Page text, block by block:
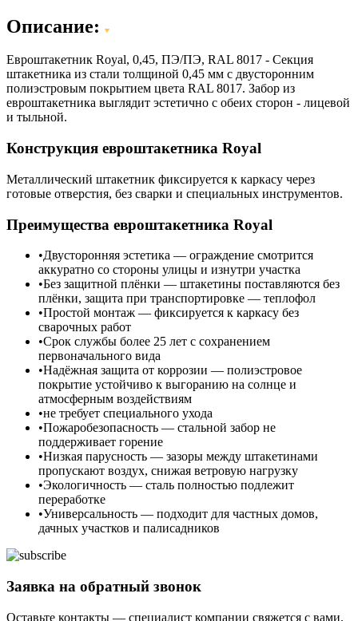
Описание:
Евроштакетник Royal, 0,45, ПЭ/ПЭ, RAL 8017 - Секция
штакетника из стали толщиной 0,45 мм с двусторонним
полиэстровым покрытием цвета RAL 8017. Забор из
евроштакетника выглядит эстетично с обеих сторон - лицевой
и тыльной.
Конструкция евроштакетника Royal
Металлический штакетник фиксируется к каркасу через
готовые отверстия, без сварки и специальных инструментов.
Преимущества евроштакетника Royal
Двусторонняя эстетика — ограждение смотрится
аккуратно со стороны улицы и изнутри участка
Без защитной плёнки — штакетины поставляются без
плёнки, защита при транспортировке — теплофол
Простой монтаж — фиксируется к каркасу без
сварочных работ
Срок службы более 25 лет с сохранением
первоначального вида
Надёжная защита от коррозии — полиэстровое
покрытие устойчиво к выгоранию на солнце и
атмосферным воздействиям
не требует специального ухода
Пожаробезопасность — стальной забор не
поддерживает горение
Низкая парусность — зазоры между штакетинами
пропускают воздух, снижая ветровую нагрузку
Экологичность — сталь полностью подлежит
переработке
Универсальность — подходит для частных домов,
дачных участков и палисадников
Заявка на обратный звонок
Оставьте контакты — специалист компании свяжется с вами.